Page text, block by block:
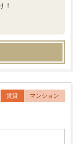
！
賃貸 マンション